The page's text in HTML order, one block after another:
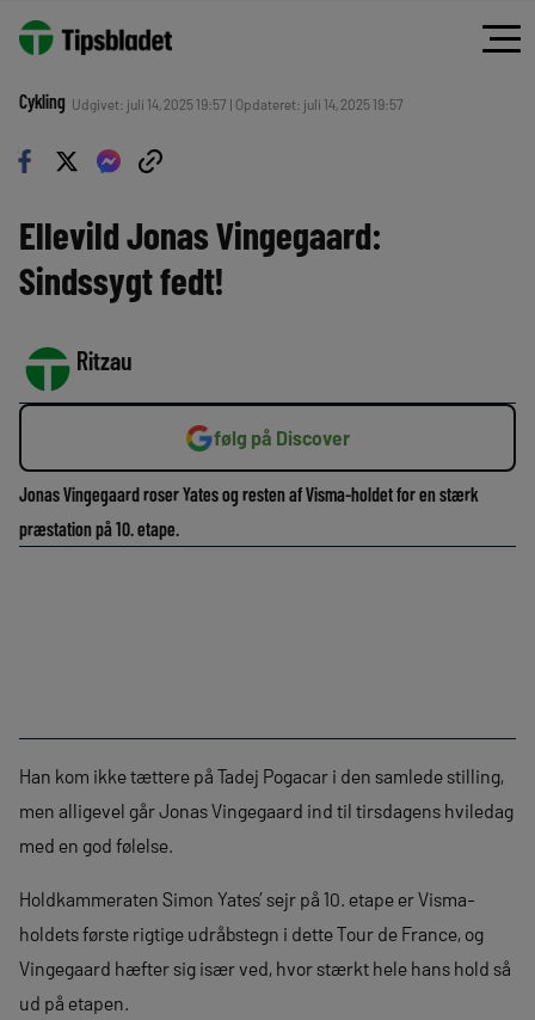
Cykling Udgivet: juli 14, 2025 19:57 | Opdateret: juli 14, 2025 19:57
Ellevild Jonas Vingegaard:
Sindssygt fedt!
Ritzau
følg på Discover
Jonas Vingegaard roser Yates og resten af Visma-holdet for en stærk
præstation på 10. etape.
Han kom ikke tættere på Tadej Pogacar i den samlede stilling,
men alligevel går Jonas Vingegaard ind til tirsdagens hviledag
med en god følelse.
Holdkammeraten Simon Yates’ sejr på 10. etape er Visma-
holdets første rigtige udråbstegn i dette Tour de France, og
Vingegaard hæfter sig især ved, hvor stærkt hele hans hold så
ud på etapen.